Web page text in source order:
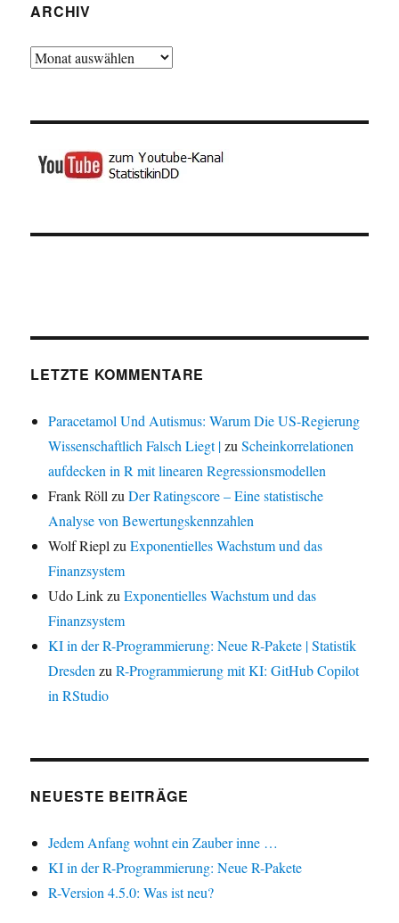
ARCHIV
Archiv
LETZTE KOMMENTARE
Paracetamol Und Autismus: Warum Die US-Regierung
Wissenschaftlich Falsch Liegt |zuScheinkorrelationen
aufdecken in R mit linearen Regressionsmodellen
Frank Röll zuDer Ratingscore – Eine statistische
Analyse von Bewertungskennzahlen
Wolf Riepl zuExponentielles Wachstum und das
Finanzsystem
Udo LinkzuExponentielles Wachstum und das
Finanzsystem
KI in der R-Programmierung: Neue R-Pakete | Statistik
Dresden zuR-Programmierung mit KI: GitHub Copilot
in RStudio
NEUESTE BEITRÄGE
Jedem Anfang wohnt ein Zauber inne …
KI in der R-Programmierung: Neue R-Pakete
R-Version 4.5.0: Was ist neu?